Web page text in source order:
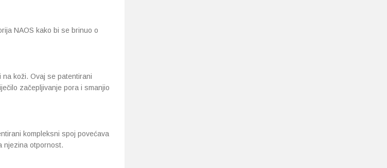
NAOS kako bi se brinuo o
koži. Ovaj se patentirani
začepljivanje pora i smanjio
kompleksni spoj povećava
njezina otpornost.